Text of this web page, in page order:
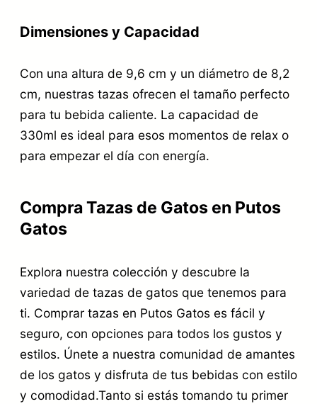
Dimensiones y Capacidad
Con una altura de 9,6 cm y un diámetro de 8,2
cm, nuestras tazas ofrecen el tamaño perfecto
para tu bebida caliente. La capacidad de
330ml es ideal para esos momentos de relax o
para empezar el día con energía.
Compra Tazas de Gatos en Putos
Gatos
Explora nuestra colección y descubre la
variedad de tazas de gatos que tenemos para
ti. Comprar tazas en Putos Gatos es fácil y
seguro, con opciones para todos los gustos y
estilos. Únete a nuestra comunidad de amantes
de los gatos y disfruta de tus bebidas con estilo
y comodidad.Tanto si estás tomando tu primer